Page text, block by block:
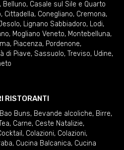
, Belluno, Casale sul Sile e Quarto
, Cittadella, Conegliano, Cremona,
, Lignano Sabbiadoro, Lodi,
, Mogliano Veneto, Montebelluna,
, Piacenza, Pordenone,
di Piave, Sassuolo, Treviso, Udine,
RISTORANTI
Bao Buns, Bevande alcoliche, Birre,
, Carne, Ceste Natalizie,
, Colazioni, Colazioni,
, Cucina Balcanica, Cucina